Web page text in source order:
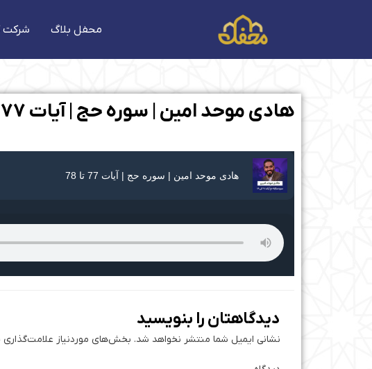
محفل بلاگ شرکت
هادی موحد امین | سوره حج | آیات 77 تا 78
هادی موحد امین | سوره حج | آیات 77 تا 78
دیدگاهتان را بنویسید
نشانی ایمیل شما منتشر نخواهد شد. بخش‌های موردنیاز علامت‌گذاری